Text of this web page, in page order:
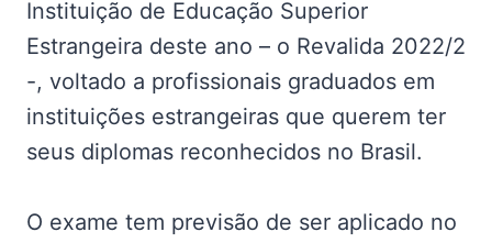
Instituição de Educação Superior
Estrangeira deste ano – o Revalida 2022/2
-, voltado a profissionais graduados em
instituições estrangeiras que querem ter
seus diplomas reconhecidos no Brasil.
O exame tem previsão de ser aplicado no